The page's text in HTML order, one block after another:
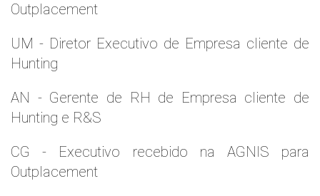
Outplacement
UM - Diretor Executivo de Empresa cliente de
Hunting
AN - Gerente de RH de Empresa cliente de
Hunting e R&S
CG - Executivo recebido na AGNIS para
Outplacement